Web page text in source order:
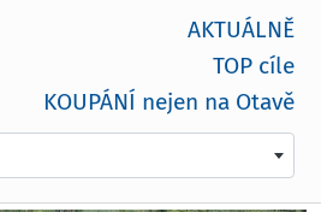
AKTUÁLNĚ
TOP cíle
KOUPÁNÍ nejen na Otavě